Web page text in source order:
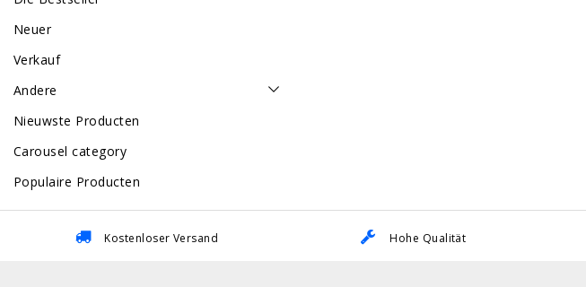
Neuer
Verkauf
Andere
Nieuwste Producten
Carousel category
Populaire Producten
Kostenloser Versand Hohe Qualität